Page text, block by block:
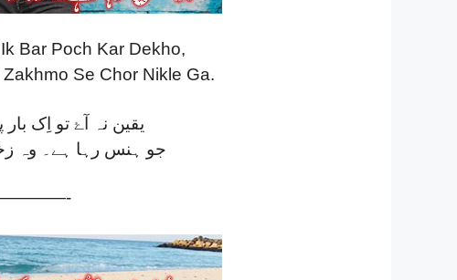
Bar Poch Kar Dekho,
Se Chor Nikle Ga.
یقین نہ آۓ تو اِک
جو ہنس رہا ہے۔ وہ